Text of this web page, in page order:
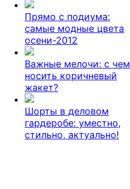
Прямо с подиума:
самые модные цвета
осени-2012
Важные мелочи: с чем
носить коричневый
жакет?
Шорты в деловом
гардеробе: уместно,
стильно, актуально!